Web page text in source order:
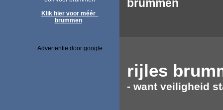
Klik hier voor méér
brummen
Advertentie door google
brummen
rijles
- want veiligheid